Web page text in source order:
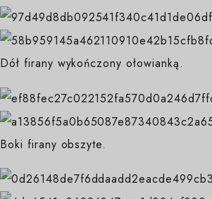
Dół firany wykończony ołowianką.
Boki firany obszyte.